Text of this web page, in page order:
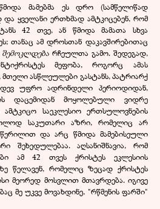
მამებმა ეს დრო (სამწელიწად
და ყველანი ერთხმად ამტკიცებენ, რომ
42 თვე, ან წმიდა მამათა სხვა
თანაც ამ დროსთან დაკავშირებითაც
შემოკლდება რჩეულთა გამო. შედეგად,
მეფობა, როგორც ამას
ასწლეულები გასტანს, პატრიარქ
უფრო ადრინდელი პერიოდიდან,
დაცემიდან მოყოლებული ვიდრე
საეკლესიო ერთსულოვნების
საკუთარი აზრი, რომელიც არ
და არც წმიდა მამებისეული
შეხედულებაა. აღსანიშნავია, რომ
ამ 42 თვეს ქრისტეს ეკლესიის
წელავენ, რომელიც ზეცად ქრისტეს
მეორედ მოსვლით მთავრდება. იგივე
მე უკვე მოვახდინე, "რწმენის ფარში"